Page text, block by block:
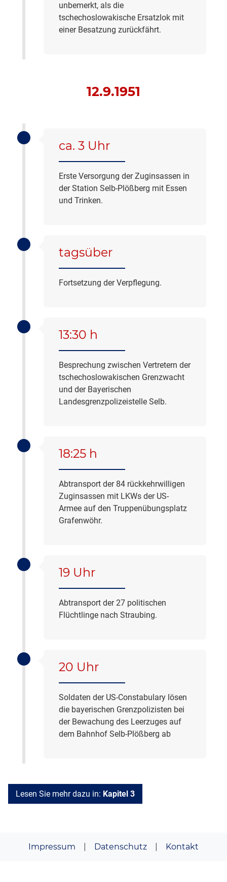
unbemerkt, als die
tschechoslowakische Ersatzlok mit
einer Besatzung zurückfährt.
12.9.1951
ca. 3 Uhr
Erste Versorgung der Zuginsassen in
der Station Selb-Plößberg mit Essen
und Trinken.
tagsüber
Fortsetzung der Verpflegung.
13:30 h
Besprechung zwischen Vertretern der
tschechoslowakischen Grenzwacht
und der Bayerischen
Landesgrenzpolizeistelle Selb.
18:25 h
Abtransport der 84 rückkehrwilligen
Zuginsassen mit LKWs der US-
Armee auf den Truppenübungsplatz
Grafenwöhr.
19 Uhr
Abtransport der 27 politischen
Flüchtlinge nach Straubing.
20 Uhr
Soldaten der US-Constabulary lösen
die bayerischen Grenzpolizisten bei
der Bewachung des Leerzuges auf
dem Bahnhof Selb-Plößberg ab
Lesen Sie mehr dazu in: Kapitel 3
Impressum Datenschutz Kontakt